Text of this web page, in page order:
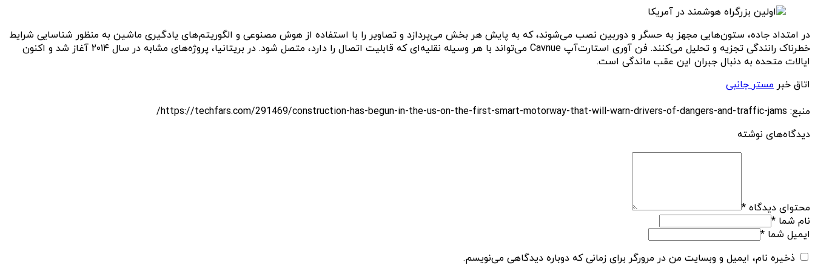
در امتداد جاده، ستون‌هایی مجهز به حسگر و دوربین‌ نصب می‌شوند، که به پایش هر بخش می‌پردازد و تصاویر را با استفاده از هوش مصنوعی و الگوریتم‌های یادگیری ماشین به منظور شناسایی شرایط
خطرناک رانندگی تجزیه و تحلیل می‌کنند. فن آوری استارت‌آپ Cavnue می‌تواند با هر وسیله نقلیه‌ای که قابلیت اتصال را دارد، متصل شود. در بریتانیا، پروژه‌های مشابه در سال ۲۰۱۴ آغاز شد و اکنون
ایالات متحده به دنبال جبران این عقب ماندگی است.
اتاق خبر مستر جانبی
منبع: https://techfars.com/291469/construction-has-begun-in-the-us-on-the-first-smart-motorway-that-will-warn-drivers-of-dangers-and-traffic-jams/
دیدگاه‌های نوشته
محتوای دیدگاه *
نام شما *
ایمیل شما *
ذخیره نام، ایمیل و وبسایت من در مرورگر برای زمانی که دوباره دیدگاهی می‌نویسم.